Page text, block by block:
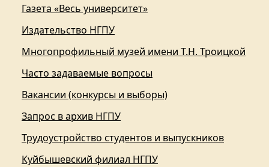
Газета «Весь университет»
Издательство НГПУ
Многопрофильный музей имени Т.Н. Троицкой
Часто задаваемые вопросы
Вакансии (конкурсы и выборы)
Запрос в архив НГПУ
Трудоустройство студентов и выпускников
Куйбышевский филиал НГПУ